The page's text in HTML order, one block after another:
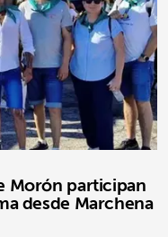
Morón participan
desde Marchena